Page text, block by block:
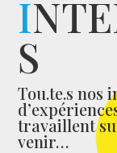
I
S
Tou.te.s nos
travaillent
venir…